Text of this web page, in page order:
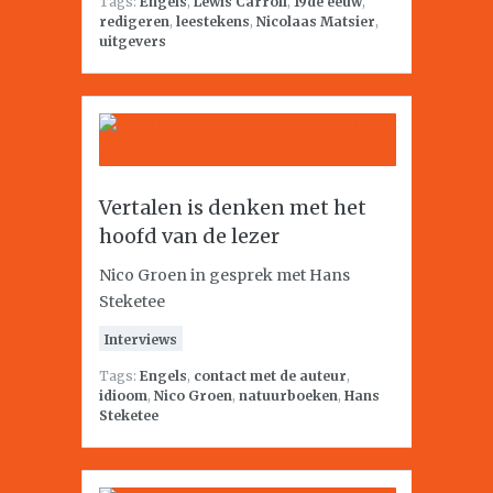
redigeren, leestekens, Nicolaas Matsier,
uitgevers
Vertalen is denken met het
hoofd van de lezer
Nico Groen in gesprek met Hans
Steketee
Interviews
Tags: Engels, contact met de auteur,
idioom, Nico Groen, natuurboeken, Hans
Steketee